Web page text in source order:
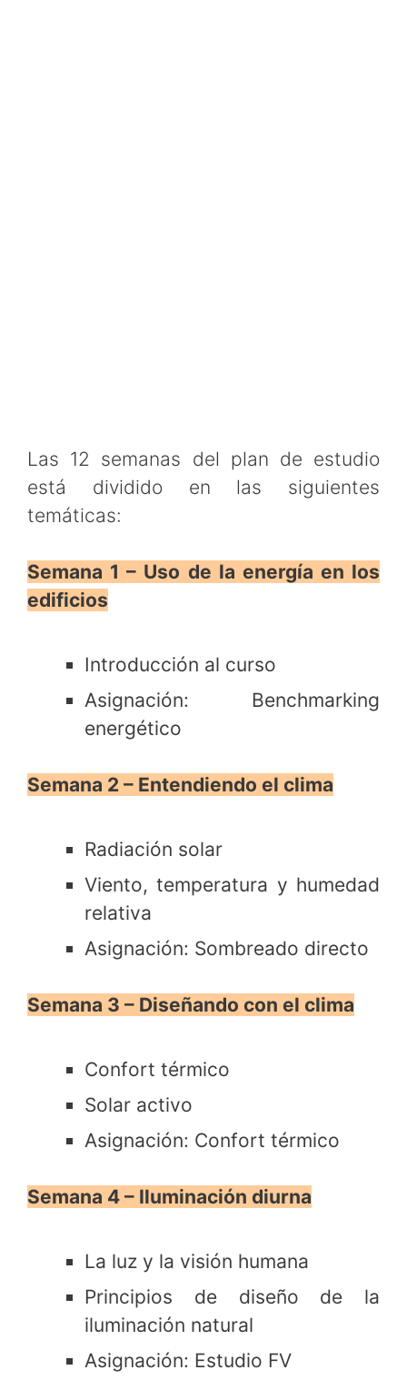
Las 12 semanas del plan de estudio
está dividido en las siguientes
temáticas:
Semana 1 – Uso de la energía en los
edificios
Introducción al curso
Asignación: Benchmarking
energético
Semana 2 – Entendiendo el clima
Radiación solar
Viento, temperatura y humedad
relativa
Asignación: Sombreado directo
Semana 3 – Diseñando con el clima
Confort térmico
Solar activo
Asignación: Confort térmico
Semana 4 – Iluminación diurna
La luz y la visión humana
Principios de diseño de la
iluminación natural
Asignación: Estudio FV